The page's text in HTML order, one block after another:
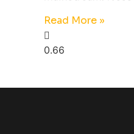
Read More »